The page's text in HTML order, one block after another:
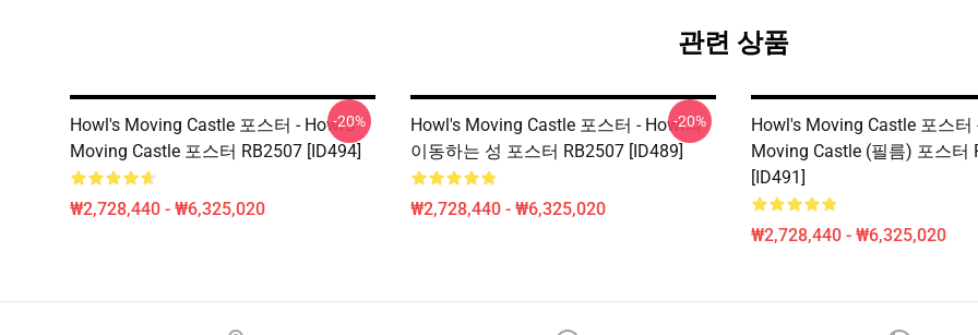
관련 상품
Howl's Moving Castle 포스터 - Howl's
Moving Castle 포스터 RB2507 [ID494]
₩2,728,440 - ₩6,325,020
-20%
Howl's Moving Castle 포스터 - Howl의
이동하는 성 포스터 RB2507 [ID489]
₩2,728,440 - ₩6,325,020
-20%
Howl's Moving Castle 포스터
Moving Castle (필름) 포스터
[ID491]
₩2,728,440 - ₩6,325,020